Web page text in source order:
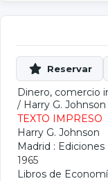
Dinero, comercio
/ Harry G. Johnson
TEXTO IMPRESO
Harry G. Johnson
Madrid : Ediciones
1965
Libros de